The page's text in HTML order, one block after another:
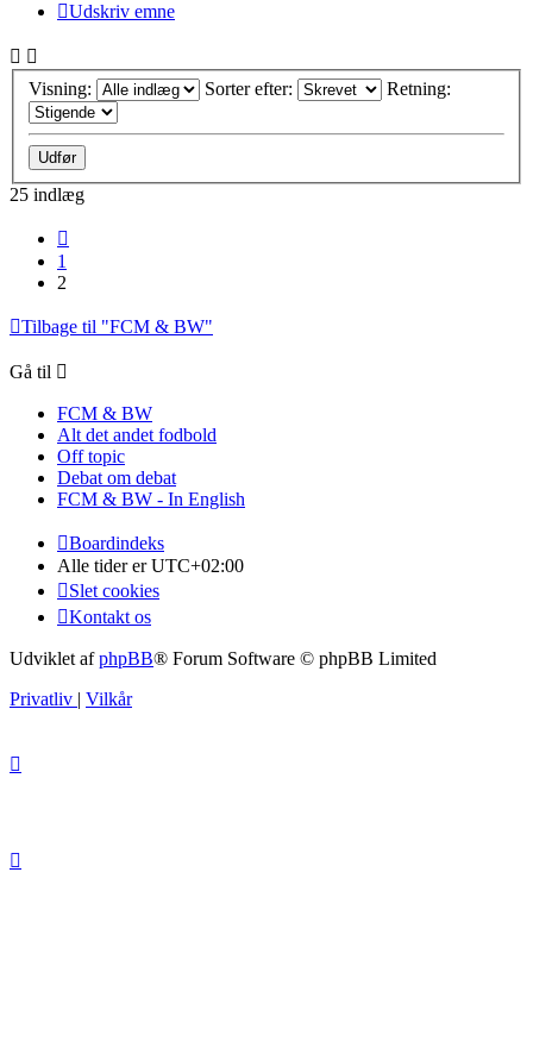
Udskriv emne
Visning: Sorter efter: Retning:
25 indlæg
1
2
Tilbage til "FCM & BW"
Gå til
FCM & BW
Alt det andet fodbold
Off topic
Debat om debat
FCM & BW - In English
Boardindeks
Alle tider erUTC+02:00
Slet cookies
Kontakt os
Udviklet afphpBB® Forum Software © phpBB Limited
Privatliv | Vilkår